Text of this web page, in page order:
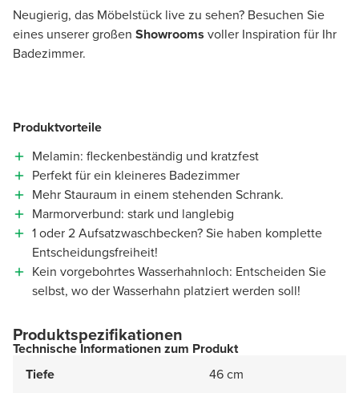
Neugierig, das Möbelstück live zu sehen? Besuchen Sie
eines unserer großen Showrooms voller Inspiration für Ihr
Badezimmer.
Produktvorteile
Melamin: fleckenbeständig und kratzfest
Perfekt für ein kleineres Badezimmer
Mehr Stauraum in einem stehenden Schrank.
Marmorverbund: stark und langlebig
1 oder 2 Aufsatzwaschbecken? Sie haben komplette
Entscheidungsfreiheit!
Kein vorgebohrtes Wasserhahnloch: Entscheiden Sie
selbst, wo der Wasserhahn platziert werden soll!
Produktspezifikationen
Technische Informationen zum Produkt
Tiefe
46 cm